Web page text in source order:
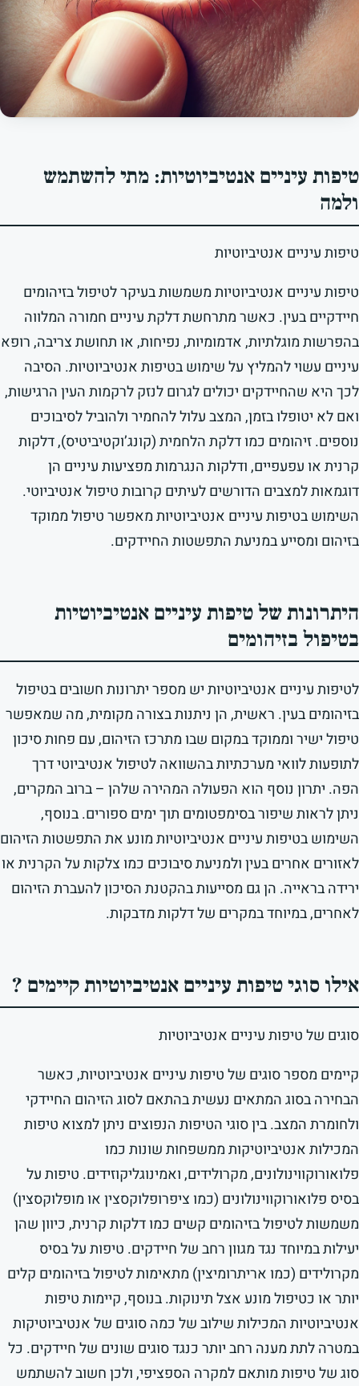
טיפות עיניים אנטיביוטיות: מתי להשתמש
ולמה
טיפות עיניים אנטיביוטיות
טיפות עיניים אנטיביוטיות משמשות בעיקר לטיפול בזיהומים
חיידקיים בעין. כאשר מתרחשת דלקת עיניים חמורה המלווה
בהפרשות מוגלתיות, אדמומיות, נפיחות, או תחושת צריבה, רופא
עיניים עשוי להמליץ על שימוש בטיפות אנטיביוטיות. הסיבה
לכך היא שהחיידקים יכולים לגרום לנזק לרקמות העין הרגישות,
ואם לא יטופלו בזמן, המצב עלול להחמיר ולהוביל לסיבוכים
נוספים. זיהומים כמו דלקת הלחמית (קונג’וקטיביטיס), דלקות
קרנית או עפעפיים, ודלקות הנגרמות מפציעות עיניים הן
דוגמאות למצבים הדורשים לעיתים קרובות טיפול אנטיביוטי.
השימוש בטיפות עיניים אנטיביוטיות מאפשר טיפול ממוקד
בזיהום ומסייע במניעת התפשטות החיידקים.
היתרונות של טיפות עיניים אנטיביוטיות
בטיפול בזיהומים
לטיפות עיניים אנטיביוטיות יש מספר יתרונות חשובים בטיפול
בזיהומים בעין. ראשית, הן ניתנות בצורה מקומית, מה שמאפשר
טיפול ישיר וממוקד במקום שבו מתרכז הזיהום, עם פחות סיכון
לתופעות לוואי מערכתיות בהשוואה לטיפול אנטיביוטי דרך
הפה. יתרון נוסף הוא הפעולה המהירה שלהן – ברוב המקרים,
ניתן לראות שיפור בסימפטומים תוך ימים ספורים. בנוסף,
השימוש בטיפות עיניים אנטיביוטיות מונע את התפשטות הזיהום
לאזורים אחרים בעין ולמניעת סיבוכים כמו צלקות על הקרנית או
ירידה בראייה. הן גם מסייעות בהקטנת הסיכון להעברת הזיהום
לאחרים, במיוחד במקרים של דלקות מדבקות.
אילו סוגי טיפות עיניים אנטיביוטיות קיימים ?
סוגים של טיפות עיניים אנטיביוטיות
קיימים מספר סוגים של טיפות עיניים אנטיביוטיות, כאשר
הבחירה בסוג המתאים נעשית בהתאם לסוג הזיהום החיידקי
ולחומרת המצב. בין סוגי הטיפות הנפוצים ניתן למצוא טיפות
המכילות אנטיביוטיקות ממשפחות שונות כמו
פלואורוקווינולונים, מקרולידים, ואמינוגליקוזידים. טיפות על
בסיס פלואורוקווינולונים (כמו ציפרופלוקסצין או מופלוקסצין)
משמשות לטיפול בזיהומים קשים כמו דלקות קרנית, כיוון שהן
יעילות במיוחד נגד מגוון רחב של חיידקים. טיפות על בסיס
מקרולידים (כמו אריתרומיצין) מתאימות לטיפול בזיהומים קלים
יותר או כטיפול מונע אצל תינוקות. בנוסף, קיימות טיפות
אנטיביוטיות המכילות שילוב של כמה סוגים של אנטיביוטיקות
במטרה לתת מענה רחב יותר כנגד סוגים שונים של חיידקים. כל
סוג של טיפות מותאם למקרה הספציפי, ולכן חשוב להשתמש